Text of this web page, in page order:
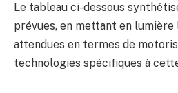
Le tableau ci-dessous
prévues, en mettant en lumière
attendues en termes de
technologies spécifiques à